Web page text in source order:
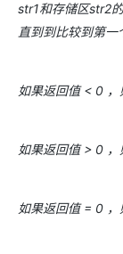
str1和存储区str2
直到到比较到第一
如果返回值 < 0 ，
如果返回值 > 0 ，
如果返回值 = 0 ，